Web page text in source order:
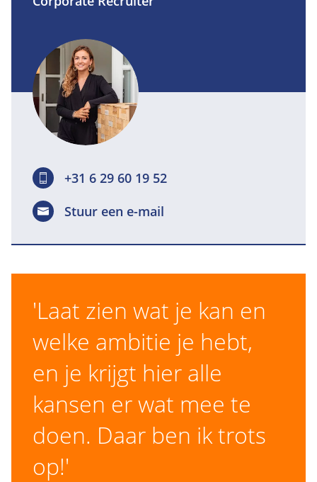
Kennis van Payrollen/of Global Mobility
iseenpre;
Een beschikbaarheid van minimaal 32 uur
per week.
Een flexibele hybride werkregeling, waarbij je
vanuit huis kunt werken.
Uitgebreide opleidings- en
ontwikkelmogelijkheden, waaronder
toegang tot GoodHabitz.
Deelname aan communities zoals Young
personeelsvereniging.
Diverse sociale en sportieve activiteiten,
motortochten.
Acquisition in response to this vacancy is not
appreciated.
#LI-VB
+31 6 29 60 19 52
Stuur een e-mail
'Laat zien wat je kan en
welke ambitie je hebt,
en je krijgt hier alle
kansen er wat mee te
doen. Daar ben ik trots
op!'